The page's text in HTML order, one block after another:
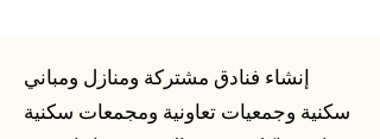
إنشاء فنادق مشتركة ومنازل ومباني
سكنية وجمعيات تعاونية ومجمعات سكنية